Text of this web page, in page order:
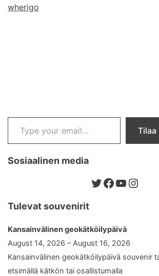
wherigo
Type your email…
Sosiaalinen media
Twitter
Facebook
YouTube
Tulevat souvenirit
Kansainvälinen geokätköilypäivä
August 14, 2026 – August 16, 2026
Kansainvälinen geokätköilypäivä souvenir
etsimällä kätkön tai osallistumalla